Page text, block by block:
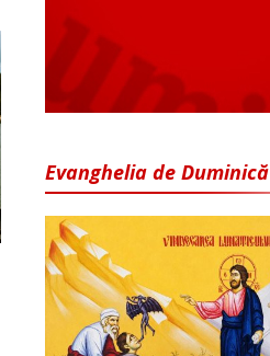
Evanghelia de Duminică